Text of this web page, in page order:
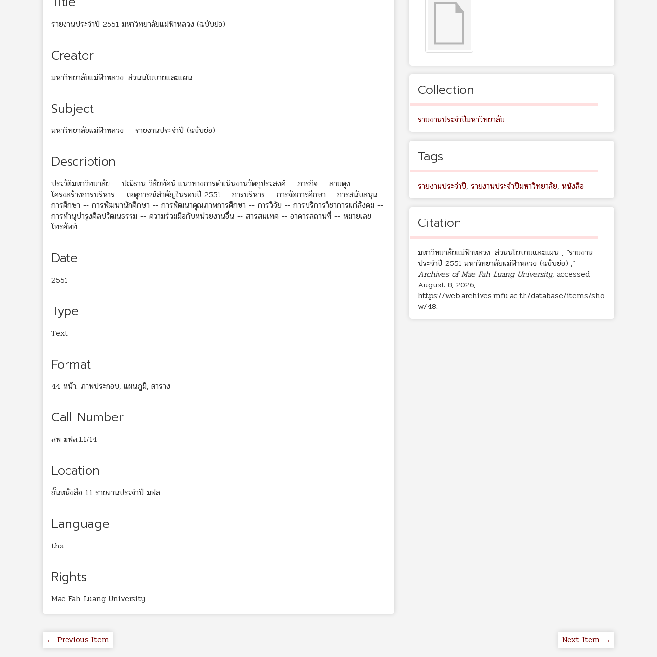
รายงานประจำปี 2551 มหาวิทยาลัยแม่ฟ้าหลวง (ฉบับย่อ)
Creator
มหาวิทยาลัยแม่ฟ้าหลวง. ส่วนนโยบายและแผน
Subject
มหาวิทยาลัยแม่ฟ้าหลวง -- รายงานประจำปี (ฉบับย่อ)
Description
ประวัติมหาวิทยาลัย -- ปณิธาน วิสัยทัศน์ แนวทางการดำเนินงานวัตถุประสงค์ -- ภารกิจ -- ลายตุง --
โครงสร้างการบริหาร -- เหตุการณ์สำคัญในรอบปี 2551 -- การบริหาร -- การจัดการศึกษา -- การสนับสนุน
การศึกษา -- การพัฒนานักศึกษา -- การพัฒนาคุณภาพการศึกษา -- การวิจัย -- การบริการวิชาการแก่สังคม --
การทำนุบำรุงศิลปวัฒนธรรม -- ความร่วมมือกับหน่วยงานอื่น -- สารสนเทศ -- อาคารสถานที่ -- หมายเลข
โทรศัพท์
Date
2551
Type
Text
Format
44 หน้า: ภาพประกอบ, แผนภูมิ, ตาราง
Call Number
สพ มฟล.1.1/14
Location
ชั้นหนังสือ 1.1 รายงานประจำปี มฟล.
Language
tha
Rights
Mae Fah Luang University
Collection
รายงานประจำปีมหาวิทยาลัย
Tags
รายงานประจำปี, รายงานประจำปีมหาวิทยาลัย, หนังสือ
Citation
มหาวิทยาลัยแม่ฟ้าหลวง. ส่วนนโยบายและแผน , “รายงาน
ประจำปี 2551 มหาวิทยาลัยแม่ฟ้าหลวง (ฉบับย่อ) ,”
Archives of Mae Fah Luang University, accessed
August 8, 2026,
https://web.archives.mfu.ac.th/database/items/sho
w/48.
← Previous Item Next Item →